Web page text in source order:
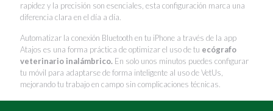
rapidez y la precisión son esenciales, esta configuración marca una
diferencia clara en el día a día.
Automatizar la conexión Bluetooth en tu iPhone a través de la app
Atajos es una forma práctica de optimizar el uso de tu ecógrafo
veterinario inalámbrico. En solo unos minutos puedes configurar
tu móvil para adaptarse de forma inteligente al uso de VetUs,
mejorando tu trabajo en campo sin complicaciones técnicas.